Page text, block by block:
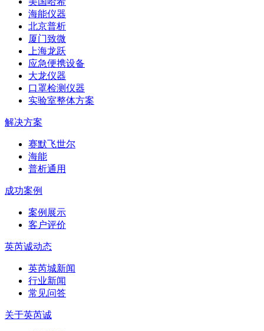
海能仪器
北京普析
厦门致微
上海龙跃
应急便携设备
大龙仪器
口罩检测仪器
实验室整体方案
解决方案
赛默飞世尔
海能
普析通用
成功案例
案例展示
客户评价
英芮诚动态
英芮城新闻
行业新闻
常见问答
关于英芮诚